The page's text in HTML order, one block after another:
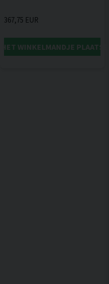
367,75 EUR
HET WINKELMANDJE